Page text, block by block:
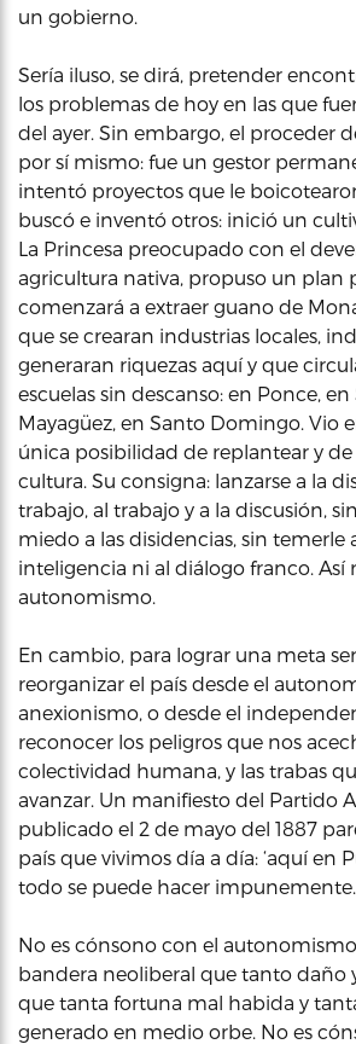
un gobierno.
Sería iluso, se dirá, pretender
los problemas de hoy en las que
del ayer. Sin embargo, el proceder
por sí mismo: fue un gestor
intentó proyectos que le
buscó e inventó otros: inició un
La Princesa preocupado con el
agricultura nativa, propuso un plan
comenzará a extraer guano de
que se crearan industrias locales,
generaran riquezas aquí y que
escuelas sin descanso: en Ponce, en
Mayagüez, en Santo Domingo. Vio
única posibilidad de replantear y
cultura. Su consigna: lanzarse a la
trabajo, al trabajo y a la discusión,
miedo a las disidencias, sin temerle
inteligencia ni al diálogo franco. Así
autonomismo.
En cambio, para lograr una meta
reorganizar el país desde el
anexionismo, o desde el
reconocer los peligros que nos
colectividad humana, y las trabas
avanzar. Un manifiesto del Partido
publicado el 2 de mayo del 1887
país que vivimos día a día: ‘aquí en
todo se puede hacer
No es cónsono con el
bandera neoliberal que tanto daño
que tanta fortuna mal habida y
generado en medio orbe. No es